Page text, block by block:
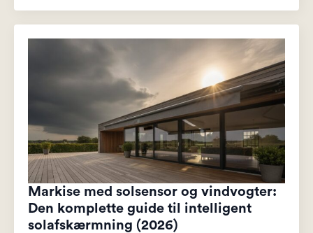
Markise med solsensor og vindvogter:
Den komplette guide til intelligent
solafskærmning (2026)